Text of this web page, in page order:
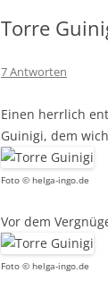
Torre
7 Antworten
Einen herrlich
Guinigi, dem
Foto © helga-ingo.de
Vor dem
Foto © helga-ingo.de